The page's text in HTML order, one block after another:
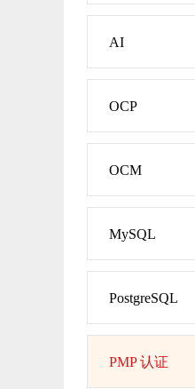
AI
OCP
OCM
MySQL
PostgreSQL
PMP 认证